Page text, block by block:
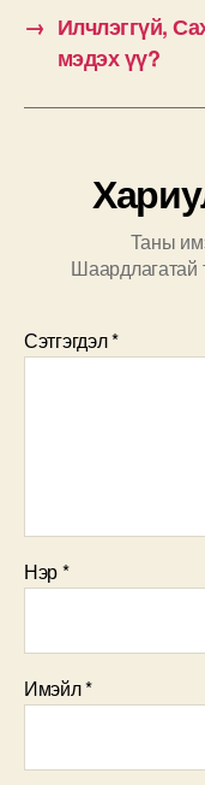
→ Илчлэггүй,
мэдэх үү?
Таны
Шаардлагатай
Сэтгэгдэл*
Нэр*
Имэйл*